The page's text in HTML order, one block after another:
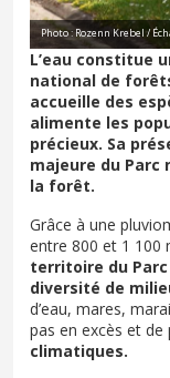
Photo : Rozenn Krebel /
L’eau constitue
national de
accueille des
alimente les
précieux. Sa
majeure du
la forêt.
Grâce à une
entre 800 et 1 100
territoire du
diversité de
d’eau, mares,
pas en excès et de
climatiques.